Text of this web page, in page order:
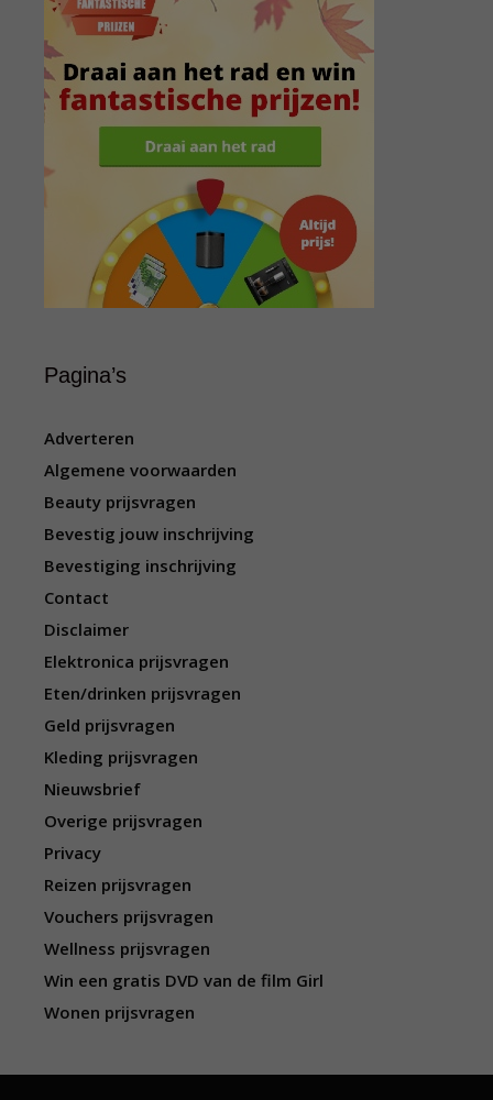
Pagina’s
Adverteren
Algemene voorwaarden
Beauty prijsvragen
Bevestig jouw inschrijving
Bevestiging inschrijving
Contact
Disclaimer
Elektronica prijsvragen
Eten/drinken prijsvragen
Geld prijsvragen
Kleding prijsvragen
Nieuwsbrief
Overige prijsvragen
Privacy
Reizen prijsvragen
Vouchers prijsvragen
Wellness prijsvragen
Win een gratis DVD van de film Girl
Wonen prijsvragen